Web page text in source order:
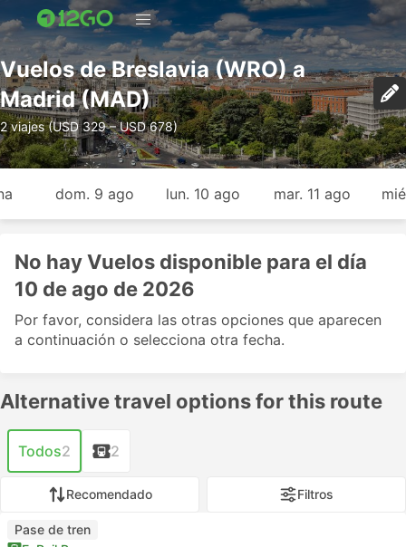
Vuelos de Breslavia (WRO) a
Madrid (MAD)
2 viajes (USD 329 – USD 678)
dom. 9 ago lun. 10 ago mar. 11 ago
No hay Vuelos disponible para el día
10 de ago de 2026
Por favor, considera las otras opciones que aparecen
a continuación o selecciona otra fecha.
Alternative travel options for this route
Todos2 2
Recomendado Filtros
Pase de tren